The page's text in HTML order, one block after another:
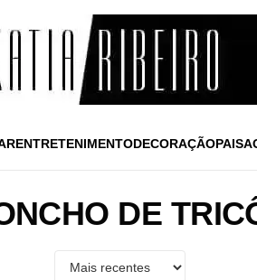
ENTRETENIMENTODECORAÇÃO
DE